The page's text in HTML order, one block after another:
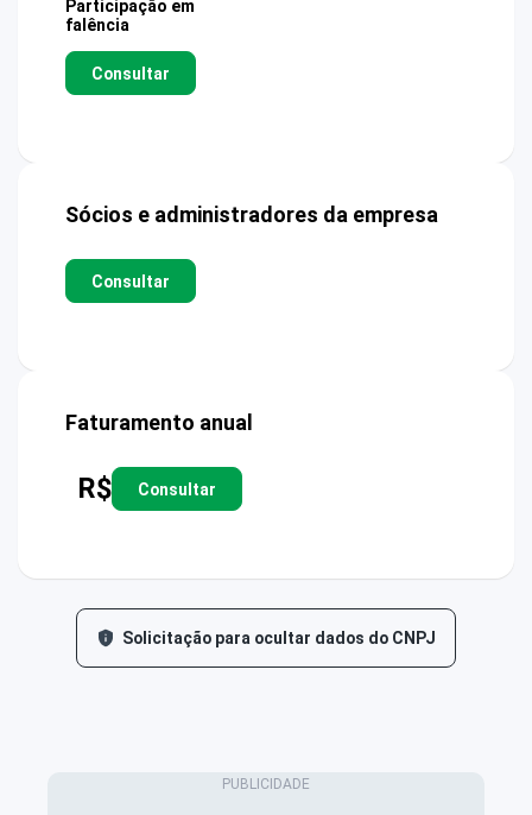
Participação em
falência
Consultar
Sócios e administradores da empresa
Consultar
Faturamento anual
R$ Consultar
Solicitação para ocultar dados do CNPJ